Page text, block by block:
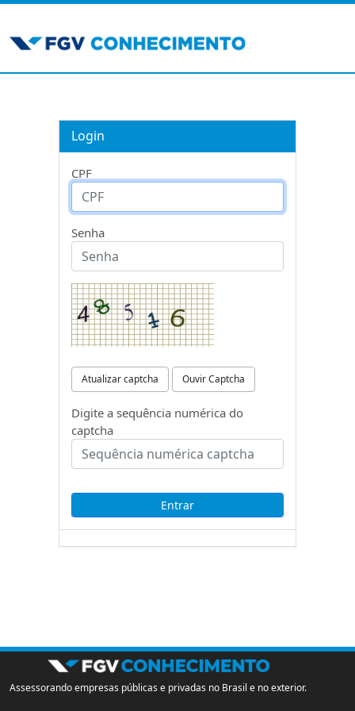
Login
CPF
Senha
Atualizar captcha Ouvir Captcha
Digite a sequência numérica do
captcha
Assessorando empresas públicas e privadas no Brasil e no exterior.